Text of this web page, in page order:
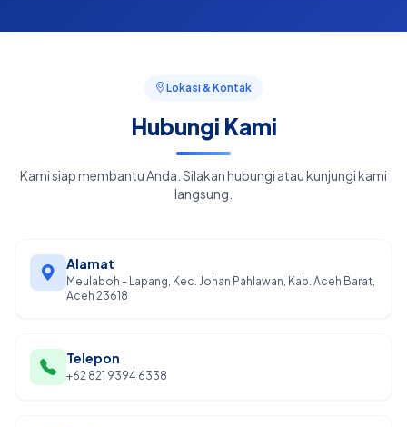
Lokasi & Kontak
Hubungi Kami
Kami siap membantu Anda. Silakan hubungi atau kunjungi kami
langsung.
Alamat
Meulaboh - Lapang, Kec. Johan Pahlawan, Kab. Aceh Barat,
Aceh 23618
Telepon
+62 821 9394 6338